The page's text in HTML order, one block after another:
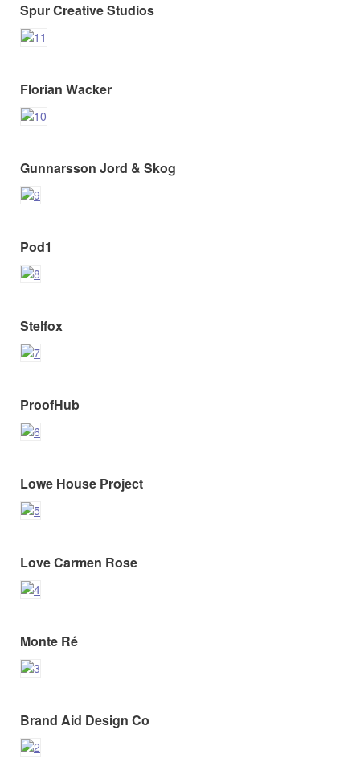
Spur Creative Studios
Florian Wacker
Gunnarsson Jord & Skog
Pod1
Stelfox
ProofHub
Lowe House Project
Love Carmen Rose
Monte Ré
Brand Aid Design Co